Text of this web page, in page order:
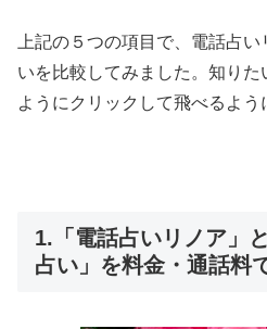
上記の５つの項目で、電話占
いを比較してみました。知り
ようにクリックして飛べるよう
1.「電話占いリノア」
占い」を料金・通話料